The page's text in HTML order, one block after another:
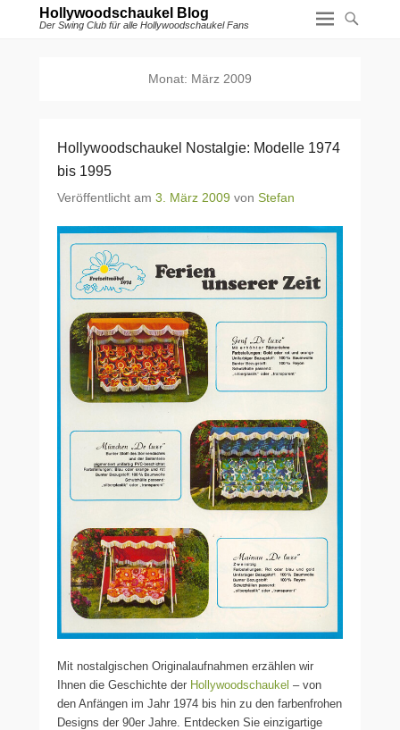
Hollywoodschaukel Blog
Der Swing Club für alle Hollywoodschaukel Fans
Monat: März 2009
Hollywoodschaukel Nostalgie: Modelle 1974
bis 1995
Veröffentlicht am 3. März 2009 von Stefan
Mit nostalgischen Originalaufnahmen erzählen wir
Ihnen die Geschichte der Hollywoodschaukel – von
den Anfängen im Jahr 1974 bis hin zu den farbenfrohen
Designs der 90er Jahre. Entdecken Sie einzigartige